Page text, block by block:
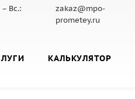
Вс.:
zakaz@mpo-
prometey.ru
КАЛЬКУЛЯТОР